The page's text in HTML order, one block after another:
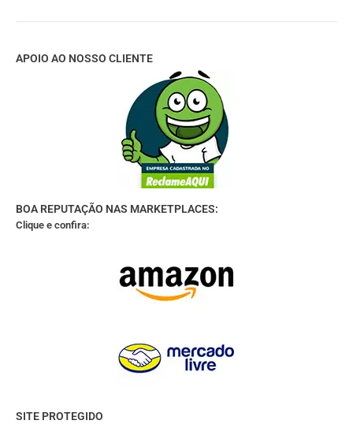
APOIO AO NOSSO CLIENTE
BOA REPUTAÇÃO NAS MARKETPLACES:
Clique e confira:
SITE PROTEGIDO